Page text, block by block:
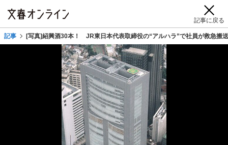
記事に戻る
記事 [写真]紹興酒30本！ JR東日本代表取締役の“アルハラ”で社員が救急搬